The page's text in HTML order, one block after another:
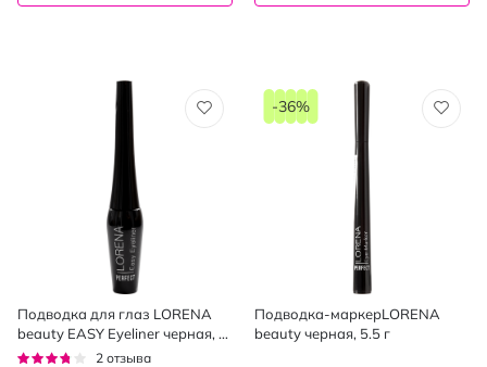
Подводка для глаз LORENA
beauty EASY Eyeliner черная, 4
г
Рейтинг:
2 отзыва
Подводка-маркерLORENA
beauty черная, 5.5 г
-36%